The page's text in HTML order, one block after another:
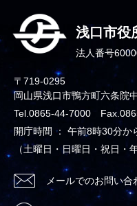
浅口市役
法人番号
〒719-0295
岡山県浅口市鴨方町六条院
Tel.0865-44-7000
開庁時間 ： 午前8時30分か
（土曜日・日曜日・祝日・
メールでのお問い合